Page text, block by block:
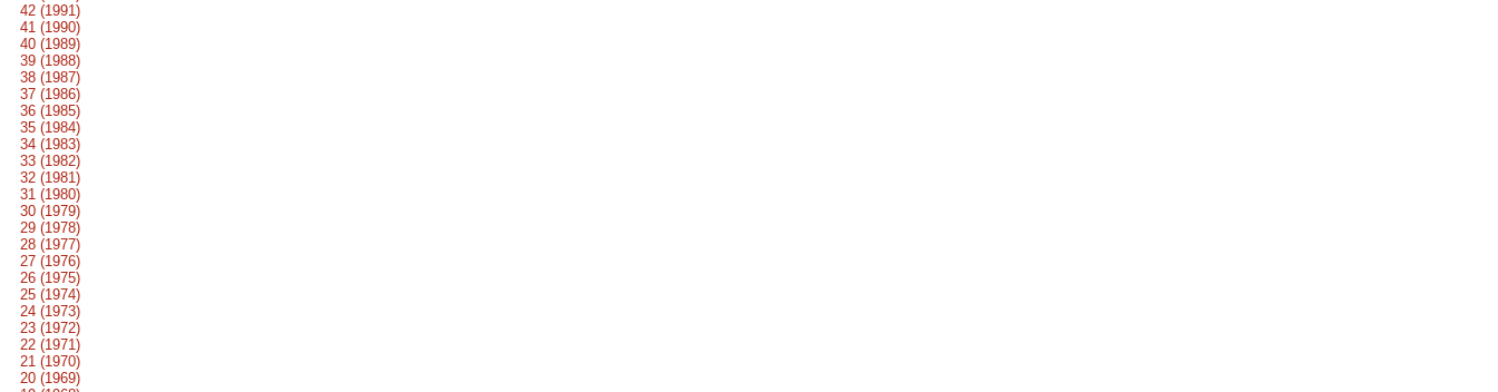
42 (1991)
41 (1990)
40 (1989)
39 (1988)
38 (1987)
37 (1986)
36 (1985)
35 (1984)
34 (1983)
33 (1982)
32 (1981)
31 (1980)
30 (1979)
29 (1978)
28 (1977)
27 (1976)
26 (1975)
25 (1974)
24 (1973)
23 (1972)
22 (1971)
21 (1970)
20 (1969)